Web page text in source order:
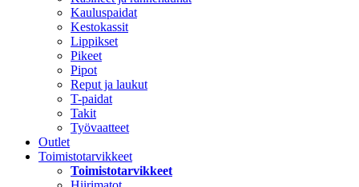
Kauluspaidat
Kestokassit
Lippikset
Pikeet
Pipot
Reput ja laukut
T-paidat
Takit
Työvaatteet
Outlet
Toimistotarvikkeet
Toimistotarvikkeet